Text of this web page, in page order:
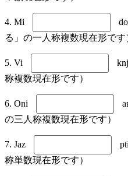
4. Mi
る」の一人称複数現在形です
5. Vi
称複数現在形です）
6. Oni
の三人称複数現在形です）
7. Jaz
称単数現在形です）